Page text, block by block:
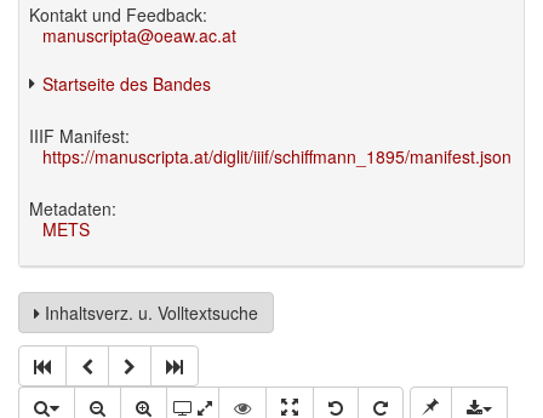
Kontakt und Feedback:
manuscripta@oeaw.ac.at
Startseite des Bandes
IIIF Manifest:
https://manuscripta.at/diglit/iiif/schiffmann_1895/manifest.json
Metadaten:
METS
Inhaltsverz. u. Volltextsuche